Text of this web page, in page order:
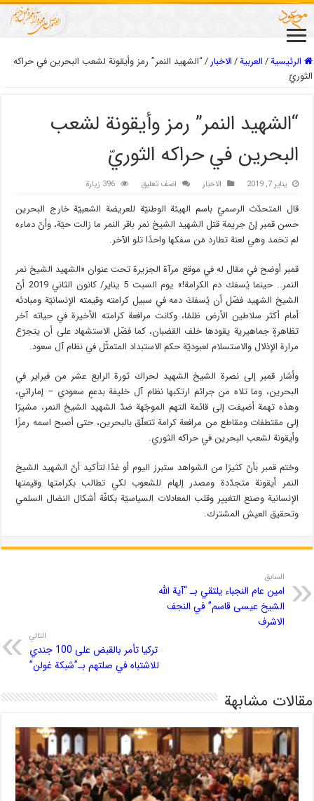
الرئيسية/العربیة/الاخبار/“الشهيد النمر” رمز وأيقونة لشعب البحرين في حراكه
الثوريّ
“الشهيد النمر” رمز وأيقونة لشعب
البحرين في حراكه الثوريّ
يناير 7, 2019 الاخبار اضف تعليق 396 زيارة
قال المتحدّث الرسميّ باسم الهيئة الوطنيّة للعريضة الشعبيّة خارج البحرين
حسن قمبر إنّ جريمة قتل الشهيد الشيخ نمر باقر النمر ما زالت حيّة، وأنّ دماءه
لم تخمد وهي لعنة تطارد مَن سفكها واحدًا تلو الآخر.
قمبر أوضح في مقال له في موقع مرآة الجزيرة تحت عنوان «الشهيد الشيخ نمر
النمر.. حينما يُسفك دم الكرامة!» يوم السبت 5 يناير/ كانون الثاني 2019 أنّ
الشيخ الشهيد فضّل أن يُسفكَ دمه في سبيل كرامته وقيمته الإنسانيّة ومبادئه
أمام أكثر سلاطين الأرض ظلمًا، وكانت مرافعة كرامته الأخيرة في حياته آخر
تظاهرةٍ جماهيرية يقودها خلف القضبان، كما فضّل الاستشهاد على أن يتجرّع
مرارة الإذلال والاستسلام لعبوديّة حكم الاستبداد المتمثّل في نظام آل سعود.
وأشار قمبر إلى نصرة الشيخ الشهيد لحراك ثورة الرابع عشر من فبراير في
البحرين، وما تلاه من جرائم ارتكبها نظام آل خليفة بدعمٍ سعودي – إماراتي،
وهذه تهمة أضيفت إلى قائمة التهم الموجّهة ضدّ الشهيد الشيخ النمر، مشيرًا
إلى مقتطفات ومقاطع من مرافعة كرامة تتعلّق بالبحرين، حتى أصبح اسمه رمزًا
وأيقونة لشعب البحرين في حراكه الثوري.
وختم قمبر بأنّ كثيرًا من الشواهد ستبرز اليوم أو غدًا لتأكيد أنّ الشهيد الشيخ
النمر أيقونة متجدّدة ومصدر إلهام للشعوب لكي تطالب بكرامتها وقيمتها
الإنسانية وصنع التغيير وقلب المعادلات السياسيّة بكافّة أشكال النضال السلمي
وتحقيق العيش المشترك.
السابق
امين عام النجباء يلتقي بـ “آية الله
الشيخ عيسى قاسم” في النجف
الاشرف
التالي
تركيا تأمر بالقبض على 100 جندي
للاشتباه في صلتهم بـ”شبكة غولن”
مقالات مشابهة